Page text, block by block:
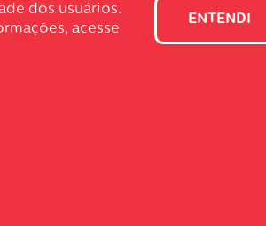
dos usuários.
acesse
ENTENDI